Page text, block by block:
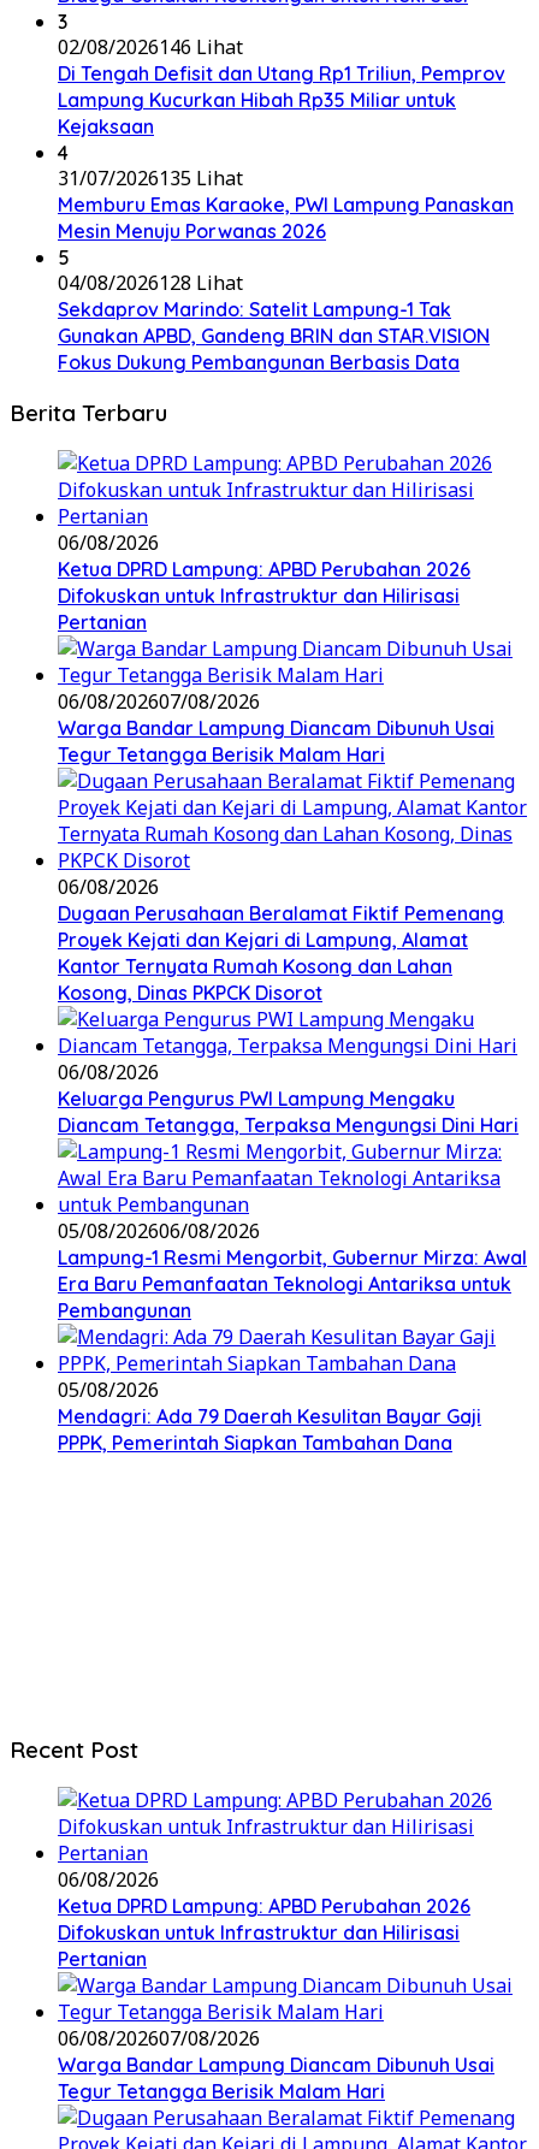
3
02/08/2026146 Lihat
Di Tengah Defisit dan Utang Rp1 Triliun, Pemprov
Lampung Kucurkan Hibah Rp35 Miliar untuk
Kejaksaan
4
31/07/2026135 Lihat
Memburu Emas Karaoke, PWI Lampung Panaskan
Mesin Menuju Porwanas 2026
5
04/08/2026128 Lihat
Sekdaprov Marindo: Satelit Lampung-1 Tak
Gunakan APBD, Gandeng BRIN dan STAR.VISION
Fokus Dukung Pembangunan Berbasis Data
Berita Terbaru
06/08/2026
Ketua DPRD Lampung: APBD Perubahan 2026
Difokuskan untuk Infrastruktur dan Hilirisasi
Pertanian
06/08/202607/08/2026
Warga Bandar Lampung Diancam Dibunuh Usai
Tegur Tetangga Berisik Malam Hari
06/08/2026
Dugaan Perusahaan Beralamat Fiktif Pemenang
Proyek Kejati dan Kejari di Lampung, Alamat
Kantor Ternyata Rumah Kosong dan Lahan
Kosong, Dinas PKPCK Disorot
06/08/2026
Keluarga Pengurus PWI Lampung Mengaku
Diancam Tetangga, Terpaksa Mengungsi Dini Hari
05/08/202606/08/2026
Lampung-1 Resmi Mengorbit, Gubernur Mirza: Awal
Era Baru Pemanfaatan Teknologi Antariksa untuk
Pembangunan
05/08/2026
Mendagri: Ada 79 Daerah Kesulitan Bayar Gaji
PPPK, Pemerintah Siapkan Tambahan Dana
Recent Post
06/08/2026
Ketua DPRD Lampung: APBD Perubahan 2026
Difokuskan untuk Infrastruktur dan Hilirisasi
Pertanian
06/08/202607/08/2026
Warga Bandar Lampung Diancam Dibunuh Usai
Tegur Tetangga Berisik Malam Hari